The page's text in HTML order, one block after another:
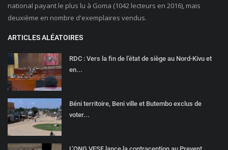
national payant le plus lu à Goma (1042 lecteurs en 2016), mais
deuxième en nombre d'exemplaires vendus.
ARTICLES ALÉATOIRES
RDC : Vers la fin de l’état de siège au Nord-Kivu et
en...
Béni territoire, Beni ville et Butembo exclus de
voter...